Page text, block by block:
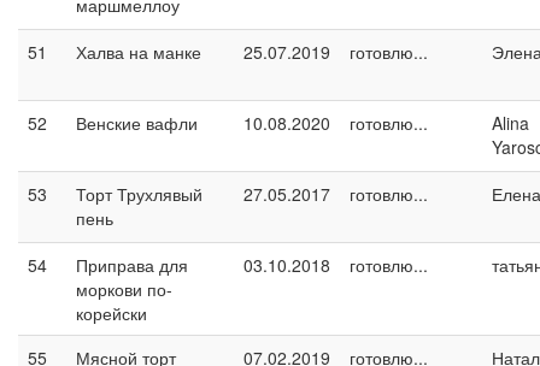
маршмеллоу
51 Халва на манке 25.07.2019 готовлю...
52 Венские вафли 10.08.2020 готовлю...
Alina
53
Торт Трухлявый
пень
27.05.2017 готовлю...
54
Приправа для
моркови по-
корейски
03.10.2018 готовлю...
55
Мясной торт
07.02.2019 готовлю...